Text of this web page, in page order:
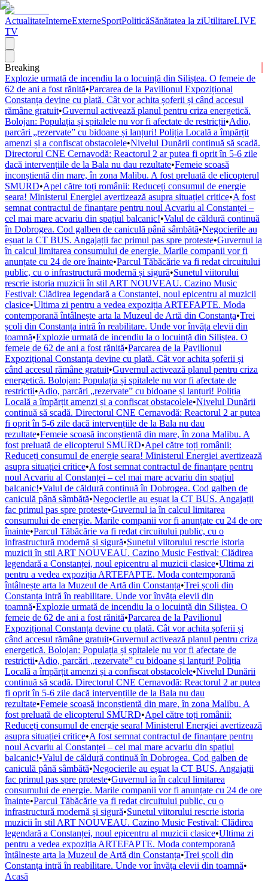
ActualitateInterneExterneSportPoliticăSănătatea la ziUtilitareLIVE
TV
Breaking
Explozie urmată de incendiu la o locuință din Siliștea. O femeie de
62 de ani a fost rănită•Parcarea de la Pavilionul Expozițional
Constanța devine cu plată. Cât vor achita șoferii și când accesul
rămâne gratuit•Guvernul activează planul pentru criza energetică.
Bolojan: Populația și spitalele nu vor fi afectate de restricții•Adio,
parcări „rezervate” cu bidoane și lanțuri! Poliția Locală a împărțit
amenzi și a confiscat obstacolele•Nivelul Dunării continuă să scadă.
Directorul CNE Cernavodă: Reactorul 2 ar putea fi oprit în 5-6 zile
dacă intervențiile de la Bala nu dau rezultate•Femeie scoasă
inconștientă din mare, în zona Malibu. A fost preluată de elicopterul
SMURD•Apel către toți românii: Reduceți consumul de energie
seara! Ministerul Energiei avertizează asupra situației critice•A fost
semnat contractul de finanțare pentru noul Acvariu al Constanței –
cel mai mare acvariu din spațiul balcanic!•Valul de căldură continuă
în Dobrogea. Cod galben de caniculă până sâmbătă•Negocierile au
eșuat la CT BUS. Angajații fac primul pas spre proteste•Guvernul ia
în calcul limitarea consumului de energie. Marile companii vor fi
anunțate cu 24 de ore înainte•Parcul Tăbăcărie va fi redat circuitului
public, cu o infrastructură modernă și sigură•Sunetul viitorului
rescrie istoria muzicii în stil ART NOUVEAU. Cazino Music
Festival: Clădirea legendară a Constanței, noul epicentru al muzicii
clasice•Ultima zi pentru a vedea expoziția ARTEFAPTE. Moda
contemporană întâlnește arta la Muzeul de Artă din Constanța•Trei
școli din Constanța intră în reabilitare. Unde vor învăța elevii din
toamnă•Explozie urmată de incendiu la o locuință din Siliștea. O
femeie de 62 de ani a fost rănită•Parcarea de la Pavilionul
Expozițional Constanța devine cu plată. Cât vor achita șoferii și
când accesul rămâne gratuit•Guvernul activează planul pentru criza
energetică. Bolojan: Populația și spitalele nu vor fi afectate de
restricții•Adio, parcări „rezervate” cu bidoane și lanțuri! Poliția
Locală a împărțit amenzi și a confiscat obstacolele•Nivelul Dunării
continuă să scadă. Directorul CNE Cernavodă: Reactorul 2 ar putea
fi oprit în 5-6 zile dacă intervențiile de la Bala nu dau
rezultate•Femeie scoasă inconștientă din mare, în zona Malibu. A
fost preluată de elicopterul SMURD•Apel către toți românii:
Reduceți consumul de energie seara! Ministerul Energiei avertizează
asupra situației critice•A fost semnat contractul de finanțare pentru
noul Acvariu al Constanței – cel mai mare acvariu din spațiul
balcanic!•Valul de căldură continuă în Dobrogea. Cod galben de
caniculă până sâmbătă•Negocierile au eșuat la CT BUS. Angajații
fac primul pas spre proteste•Guvernul ia în calcul limitarea
consumului de energie. Marile companii vor fi anunțate cu 24 de ore
înainte•Parcul Tăbăcărie va fi redat circuitului public, cu o
infrastructură modernă și sigură•Sunetul viitorului rescrie istoria
muzicii în stil ART NOUVEAU. Cazino Music Festival: Clădirea
legendară a Constanței, noul epicentru al muzicii clasice•Ultima zi
pentru a vedea expoziția ARTEFAPTE. Moda contemporană
întâlnește arta la Muzeul de Artă din Constanța•Trei școli din
Constanța intră în reabilitare. Unde vor învăța elevii din
toamnă•Explozie urmată de incendiu la o locuință din Siliștea. O
femeie de 62 de ani a fost rănită•Parcarea de la Pavilionul
Expozițional Constanța devine cu plată. Cât vor achita șoferii și
când accesul rămâne gratuit•Guvernul activează planul pentru criza
energetică. Bolojan: Populația și spitalele nu vor fi afectate de
restricții•Adio, parcări „rezervate” cu bidoane și lanțuri! Poliția
Locală a împărțit amenzi și a confiscat obstacolele•Nivelul Dunării
continuă să scadă. Directorul CNE Cernavodă: Reactorul 2 ar putea
fi oprit în 5-6 zile dacă intervențiile de la Bala nu dau
rezultate•Femeie scoasă inconștientă din mare, în zona Malibu. A
fost preluată de elicopterul SMURD•Apel către toți românii:
Reduceți consumul de energie seara! Ministerul Energiei avertizează
asupra situației critice•A fost semnat contractul de finanțare pentru
noul Acvariu al Constanței – cel mai mare acvariu din spațiul
balcanic!•Valul de căldură continuă în Dobrogea. Cod galben de
caniculă până sâmbătă•Negocierile au eșuat la CT BUS. Angajații
fac primul pas spre proteste•Guvernul ia în calcul limitarea
consumului de energie. Marile companii vor fi anunțate cu 24 de ore
înainte•Parcul Tăbăcărie va fi redat circuitului public, cu o
infrastructură modernă și sigură•Sunetul viitorului rescrie istoria
muzicii în stil ART NOUVEAU. Cazino Music Festival: Clădirea
legendară a Constanței, noul epicentru al muzicii clasice•Ultima zi
pentru a vedea expoziția ARTEFAPTE. Moda contemporană
întâlnește arta la Muzeul de Artă din Constanța•Trei școli din
Constanța intră în reabilitare. Unde vor învăța elevii din toamnă•
Acasă